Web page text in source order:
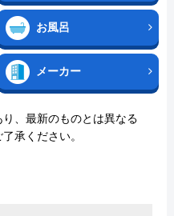
お風呂
メーカー
、最新のものとは異なる
承ください。